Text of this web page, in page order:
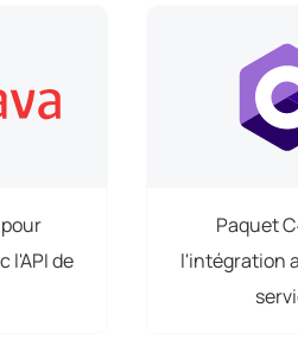
l'API de
Paquet
l'intégration